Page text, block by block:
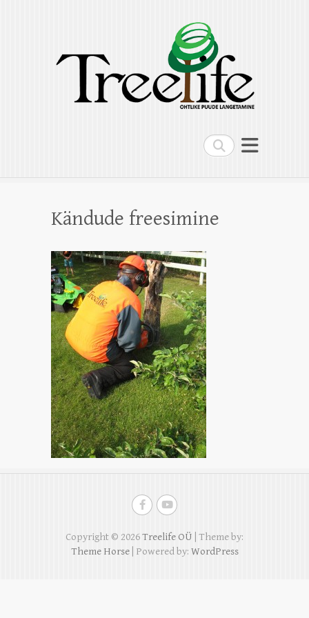
Search
Treelife OÜ
Ohtlike puude langetamine, puude
hoolduslõikus, kändude freesimine,
Kändude freesimine
Copyright © 2026Treelife OÜ | Theme by:
Theme Horse| Powered by: WordPress